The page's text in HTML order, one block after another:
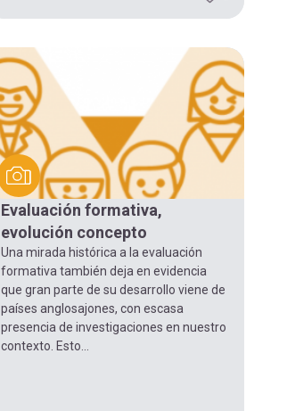
Evaluación formativa,
evolución concepto
Una mirada histórica a la evaluación
formativa también deja en evidencia
que gran parte de su desarrollo viene de
países anglosajones, con escasa
presencia de investigaciones en nuestro
contexto. Esto...